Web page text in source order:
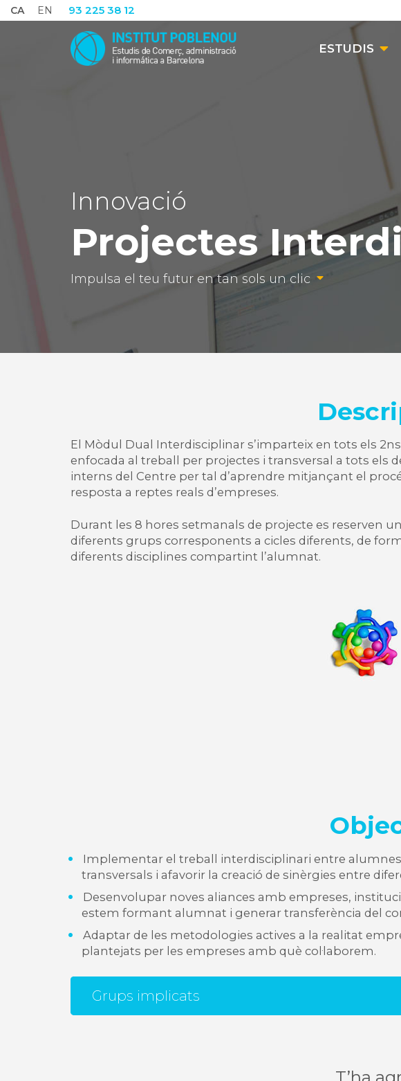
CA EN 93 225 38 12
ESTUDIS
Innovació
Projectes
Impulsa el teu futur en tan sols un clic
El Mòdul Dual Interdisciplinar s’imparteix en tots els
enfocada al treball per projectes i transversal a tots els
interns del Centre per tal d’aprendre mitjançant el
resposta a reptes reals d’empreses.
Durant les 8 hores setmanals de projecte es reserven
diferents grups corresponents a cicles diferents, de
diferents disciplines compartint l’alumnat.
Implementar el treball interdisciplinari entre alumnes
transversals i afavorir la creació de sinèrgies entre
Desenvolupar noves aliances amb empreses,
estem formant alumnat i generar transferència del
Adaptar de les metodologies actives a la realitat
plantejats per les empreses amb què col·laborem.
Grups implicats